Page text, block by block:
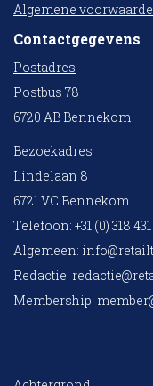
Algemene
Contactgegevens
Postadres
Postbus 78
6720 AB Bennekom
Bezoekadres
Lindelaan 8
6721 VC Bennekom
Telefoon: +31 (0) 318
Algemeen:
Redactie:
Membership: